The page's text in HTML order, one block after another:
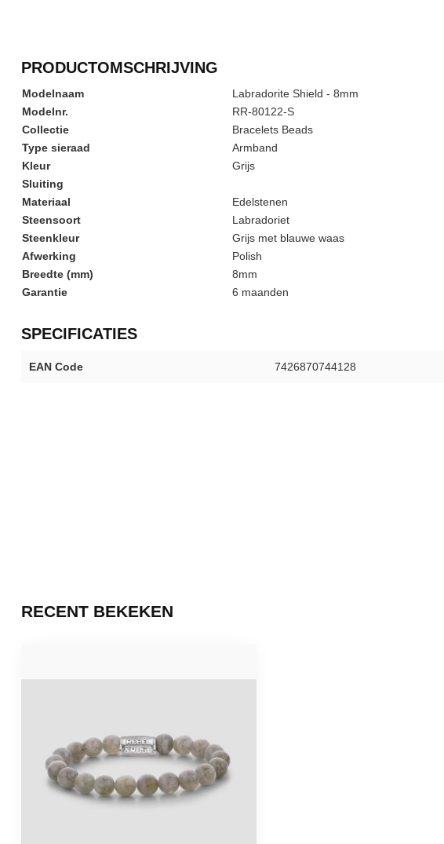
PRODUCTOMSCHRIJVING
Modelnaam
Labradorite Shield - 8mm
Modelnr.
RR-80122-S
Collectie
Bracelets Beads
Type sieraad
Armband
Kleur
Grijs
Sluiting
Materiaal
Edelstenen
Steensoort
Labradoriet
Steenkleur
Grijs met blauwe waas
Afwerking
Polish
Breedte (mm)
8mm
Garantie
6 maanden
SPECIFICATIES
EAN Code 7426870744128
RECENT BEKEKEN